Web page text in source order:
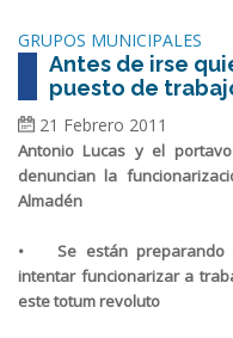
GRUPOS MUNICIPALES
Antes de irse
puesto de
21 Febrero 2011
Antonio Lucas y el
denuncian la
Almadén
• Se están preparando
intentar funcionarizar a
este totum revoluto